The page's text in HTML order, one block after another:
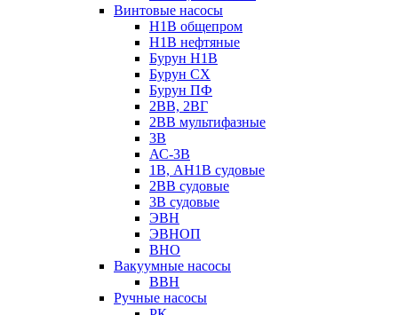
Винтовые насосы
Н1В общепром
Н1В нефтяные
Бурун Н1В
Бурун СХ
Бурун ПФ
2ВВ, 2ВГ
2ВВ мультифазные
3В
АС-3В
1В, АН1В судовые
2ВВ судовые
3В судовые
ЭВН
ЭВНОП
ВНО
Вакуумные насосы
ВВН
Ручные насосы